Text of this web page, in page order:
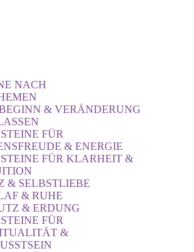
NACH
& VERÄNDERUNG
FÜR
& ENERGIE
FÜR KLARHEIT &
& SELBSTLIEBE
& RUHE
& ERDUNG
FÜR
&